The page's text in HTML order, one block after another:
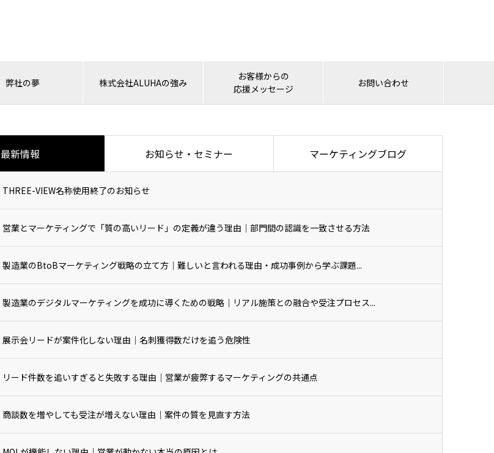
弊社の夢 株式会社ALUHAの強み
お客様からの
応援メッセージ
お問い合わせ
最新情報 お知らせ・セミナー マーケティングブログ
THREE-VIEW名称使用終了のお知らせ
営業とマーケティングで「質の高いリード」の定義が違う理由｜部門間の認識を一致させる方法
製造業のBtoBマーケティング戦略の立て方｜難しいと言われる理由・成功事例から学ぶ課題...
製造業のデジタルマーケティングを成功に導くための戦略｜リアル施策との融合や受注プロセス...
展示会リードが案件化しない理由｜名刺獲得数だけを追う危険性
リード件数を追いすぎると失敗する理由｜営業が疲弊するマーケティングの共通点
商談数を増やしても受注が増えない理由｜案件の質を見直す方法